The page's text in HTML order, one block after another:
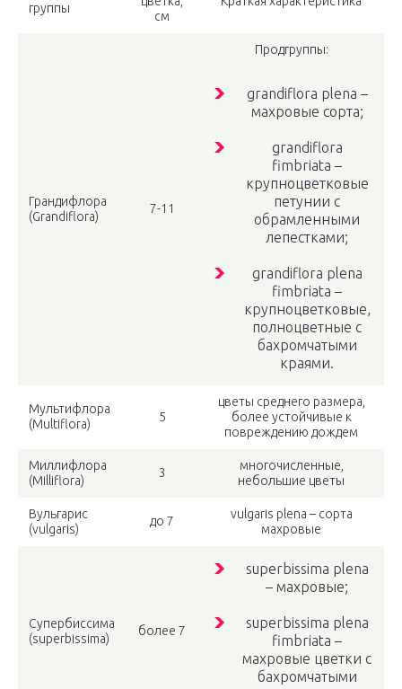
группы
см
Грандифлора
(Grandiflora)
7-11
Продгруппы:
grandiflora plena –
махровые сорта;
grandiflora
fimbriata –
крупноцветковые
петунии с
обрамленными
лепестками;
grandiflora plena
fimbriata –
крупноцветковые,
полноцветные с
бахромчатыми
краями.
Мультифлора
(Multiflora)
5
цветы среднего размера,
более устойчивые к
повреждению дождем
Миллифлора
(Milliflora)
3
многочисленные,
небольшие цветы
Вульгарис
(vulgaris)
до 7
vulgaris plena – сорта
махровые
Супербиссима
(superbissima)
более 7
superbissima plena
– махровые;
superbissima plena
fimbriata –
махровые цветки с
бахромчатыми